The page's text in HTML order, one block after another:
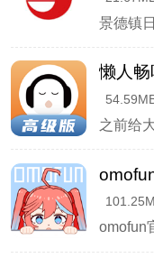
冲呀app怎么发
1、打开APP点击底
钮；
2、按步骤填写创
3、选择发布文字
4、编辑好正文后
5、预览确认无误
懒人畅